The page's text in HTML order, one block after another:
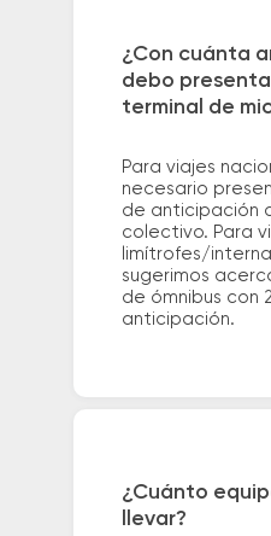
¿Con cuánta
debo
terminal de
Para viajes
necesario
de anticipación
colectivo. Para
limítrofes/
sugerimos
de ómnibus con
anticipación.
¿Cuánto
llevar?